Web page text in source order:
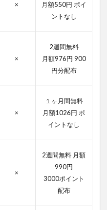
×
月額550円 ポイ
ントなし
×
2週間無料
月額976円 900
円分配布
×
１ヶ月間無料
月額1026円 ポ
イントなし
×
2週間無料 月額
990円
3000ポイント
配布